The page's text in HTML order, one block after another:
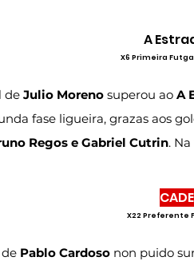
A
X6 Primeira Futgal
de Julio Moreno superou ao A
fase ligueira, grazas aos
Regos e Gabriel Cutrin.
X22 Preferente
de Pablo Cardoso non puido